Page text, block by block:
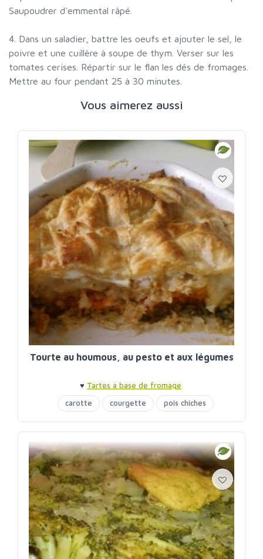
Saupoudrer d'emmental râpé.
4. Dans un saladier, battre les oeufs et ajouter le sel, le
poivre et une cuillère à soupe de thym. Verser sur les
tomates cerises. Répartir sur le flan les dés de fromages.
Mettre au four pendant 25 à 30 minutes.
Vous aimerez aussi
Tourte au houmous, au pesto et aux légumes
♥ Tartes à base de fromage
carotte
courgette pois chiches